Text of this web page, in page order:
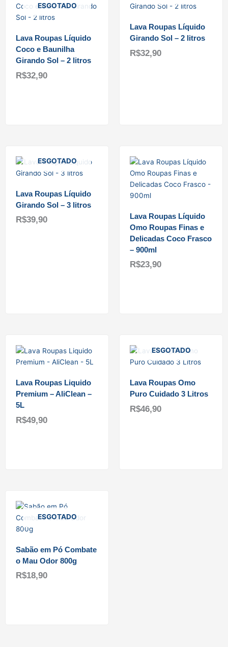
ESGOTADO
Lava Roupas Líquido
Coco e Baunilha
Girando Sol – 2 litros
R$32,90
Lava Roupas Líquido
Girando Sol – 2 litros
R$32,90
ESGOTADO
Lava Roupas Líquido
Girando Sol – 3 litros
R$39,90
Lava Roupas Líquido
Omo Roupas Finas e
Delicadas Coco Frasco
– 900ml
R$23,90
Lava Roupas Liquido
Premium – AliClean –
5L
R$49,90
ESGOTADO
Lava Roupas Omo
Puro Cuidado 3 Litros
R$46,90
ESGOTADO
Sabão em Pó Combate
o Mau Odor 800g
R$18,90